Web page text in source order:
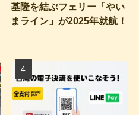
基隆を結ぶフェリー「やい
まライン」が2025年就航！